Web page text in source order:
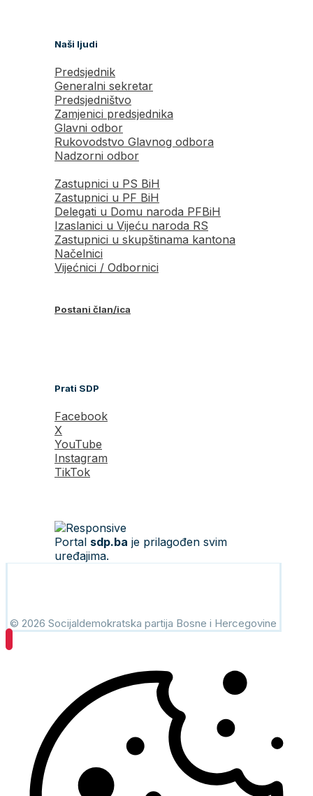
Naši ljudi
Predsjednik
Generalni sekretar
Predsjedništvo
Zamjenici predsjednika
Glavni odbor
Rukovodstvo Glavnog odbora
Nadzorni odbor
Zastupnici u PS BiH
Zastupnici u PF BiH
Delegati u Domu naroda PFBiH
Izaslanici u Vijeću naroda RS
Zastupnici u skupštinama kantona
Načelnici
Vijećnici / Odbornici
Postani član/ica
Prati SDP
Facebook
X
YouTube
Instagram
TikTok
Portal sdp.ba je prilagođen svim
uređajima.
© 2026 Socijaldemokratska partija Bosne i Hercegovine